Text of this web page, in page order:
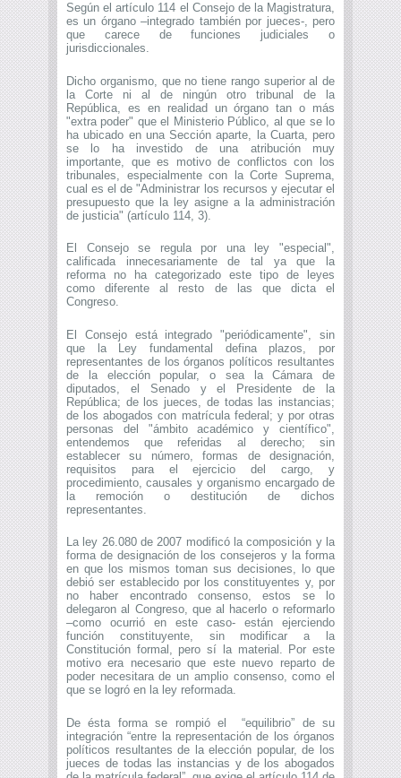
Según el artículo 114 el Consejo de la Magistratura,
es un órgano –integrado también por jueces-, pero
que carece de funciones judiciales o
jurisdiccionales.
Dicho organismo, que no tiene rango superior al de
la Corte ni al de ningún otro tribunal de la
República, es en realidad un órgano tan o más
"extra poder" que el Ministerio Público, al que se lo
ha ubicado en una Sección aparte, la Cuarta, pero
se lo ha investido de una atribución muy
importante, que es motivo de conflictos con los
tribunales, especialmente con la Corte Suprema,
cual es el de "Administrar los recursos y ejecutar el
presupuesto que la ley asigne a la administración
de justicia" (artículo 114, 3).
El Consejo se regula por una ley "especial",
calificada innecesariamente de tal ya que la
reforma no ha categorizado este tipo de leyes
como diferente al resto de las que dicta el
Congreso.
El Consejo está integrado "periódicamente", sin
que la Ley fundamental defina plazos, por
representantes de los órganos políticos resultantes
de la elección popular, o sea la Cámara de
diputados, el Senado y el Presidente de la
República; de los jueces, de todas las instancias;
de los abogados con matrícula federal; y por otras
personas del "ámbito académico y científico",
entendemos que referidas al derecho; sin
establecer su número, formas de designación,
requisitos para el ejercicio del cargo, y
procedimiento, causales y organismo encargado de
la remoción o destitución de dichos
representantes.
La ley 26.080 de 2007 modificó la composición y la
forma de designación de los consejeros y la forma
en que los mismos toman sus decisiones, lo que
debió ser establecido por los constituyentes y, por
no haber encontrado consenso, estos se lo
delegaron al Congreso, que al hacerlo o reformarlo
–como ocurrió en este caso- están ejerciendo
función constituyente, sin modificar a la
Constitución formal, pero sí la material. Por este
motivo era necesario que este nuevo reparto de
poder necesitara de un amplio consenso, como el
que se logró en la ley reformada.
De ésta forma se rompió el “equilibrio” de su
integración “entre la representación de los órganos
políticos resultantes de la elección popular, de los
jueces de todas las instancias y de los abogados